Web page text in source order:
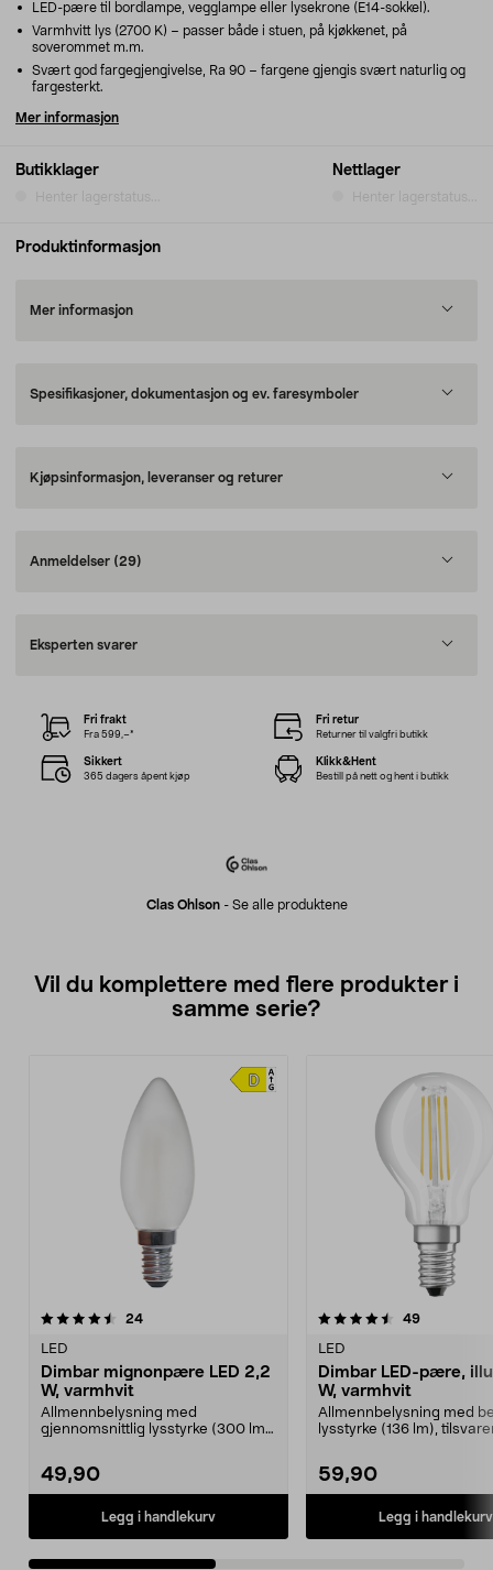
Butikklager
Henter lagerstatus...
Nettlager
Henter lagerstatus...
LED-pære til bordlampe, vegglampe eller lysekrone (E14-sokkel).
Varmhvitt lys (2700 K) – passer både i stuen, på kjøkkenet, på
soverommet m.m.
Svært god fargegjengivelse, Ra 90 – fargene gjengis svært naturlig og
fargesterkt.
Mer informasjon
Produktinformasjon
Mer informasjon
Spesifikasjoner, dokumentasjon og ev. faresymboler
Kjøpsinformasjon, leveranser og returer
Anmeldelser (29)
Eksperten svarer
Clas Ohlson- Se alle produktene
Fri frakt
Fra 599,–*
Fri retur
Returner til valgfri butikk
Sikkert
365 dagers åpent kjøp
Klikk&Hent
Bestill på nett og hent i butikk
Vil du komplettere med flere produkter i
samme serie?
24anmeldelser
LED
Dimbar mignonpære LED 2,2
W, varmhvit
Allmennbelysning med
gjennomsnittlig lysstyrke (300 lm),
49,90
Legg i handlekurv
4.5av 5 stjerner 49
LED
Dimbar LED-pære,
W, varmhvit
Allmennbelysning med
lysstyrke (136 lm),
59,90
Legg i handlekurv
4.5av 5 stjerner